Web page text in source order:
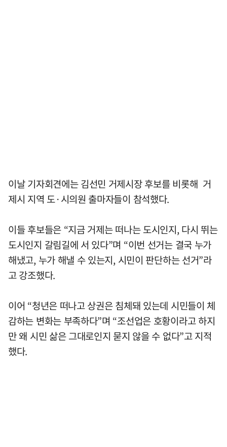
이날 기자회견에는 김선민 거제시장 후보를 비롯해 거
제시 지역 도·시의원 출마자들이 참석했다.
이들 후보들은 “지금 거제는 떠나는 도시인지, 다시 뛰는
도시인지 갈림길에 서 있다”며 “이번 선거는 결국 누가
해냈고, 누가 해낼 수 있는지, 시민이 판단하는 선거”라
고 강조했다.
이어 “청년은 떠나고 상권은 침체돼 있는데 시민들이 체
감하는 변화는 부족하다”며 “조선업은 호황이라고 하지
만 왜 시민 삶은 그대로인지 묻지 않을 수 없다”고 지적
했다.